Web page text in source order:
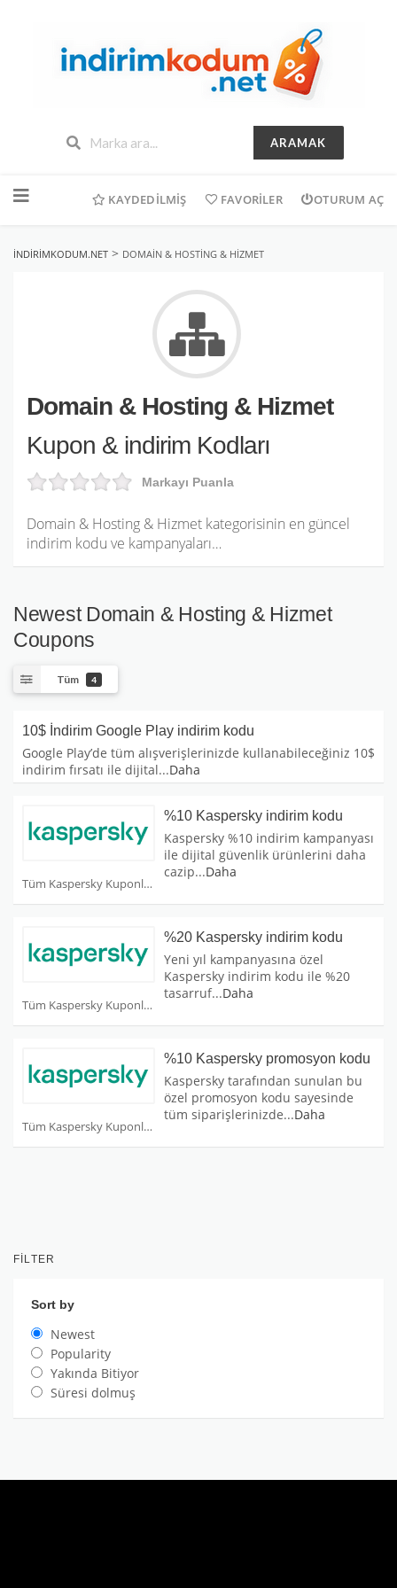
ARAMAK
geç
KAYDEDILMIŞ FAVORILER OTURUM AÇ
INDIRIMKODUM.NET > DOMAIN & HOSTING & HIZMET
Domain & Hosting & Hizmet
Kupon & indirim Kodları
Markayı Puanla
Domain & Hosting & Hizmet kategorisinin en güncel
indirim kodu ve kampanyaları…
Newest Domain & Hosting & Hizmet
Coupons
Tüm 4
10$ İndirim Google Play indirim kodu
Google Play’de tüm alışverişlerinizde kullanabileceğiniz 10$
indirim fırsatı ile dijital...Daha
Tüm Kaspersky Kuponları
%10 Kaspersky indirim kodu
Kaspersky %10 indirim kampanyası
ile dijital güvenlik ürünlerini daha
cazip...Daha
Tüm Kaspersky Kuponları
%20 Kaspersky indirim kodu
Yeni yıl kampanyasına özel
Kaspersky indirim kodu ile %20
tasarruf...Daha
Tüm Kaspersky Kuponları
%10 Kaspersky promosyon kodu
Kaspersky tarafından sunulan bu
özel promosyon kodu sayesinde
tüm siparişlerinizde...Daha
FILTER
Sort by
Newest
Popularity
Yakında Bitiyor
Süresi dolmuş